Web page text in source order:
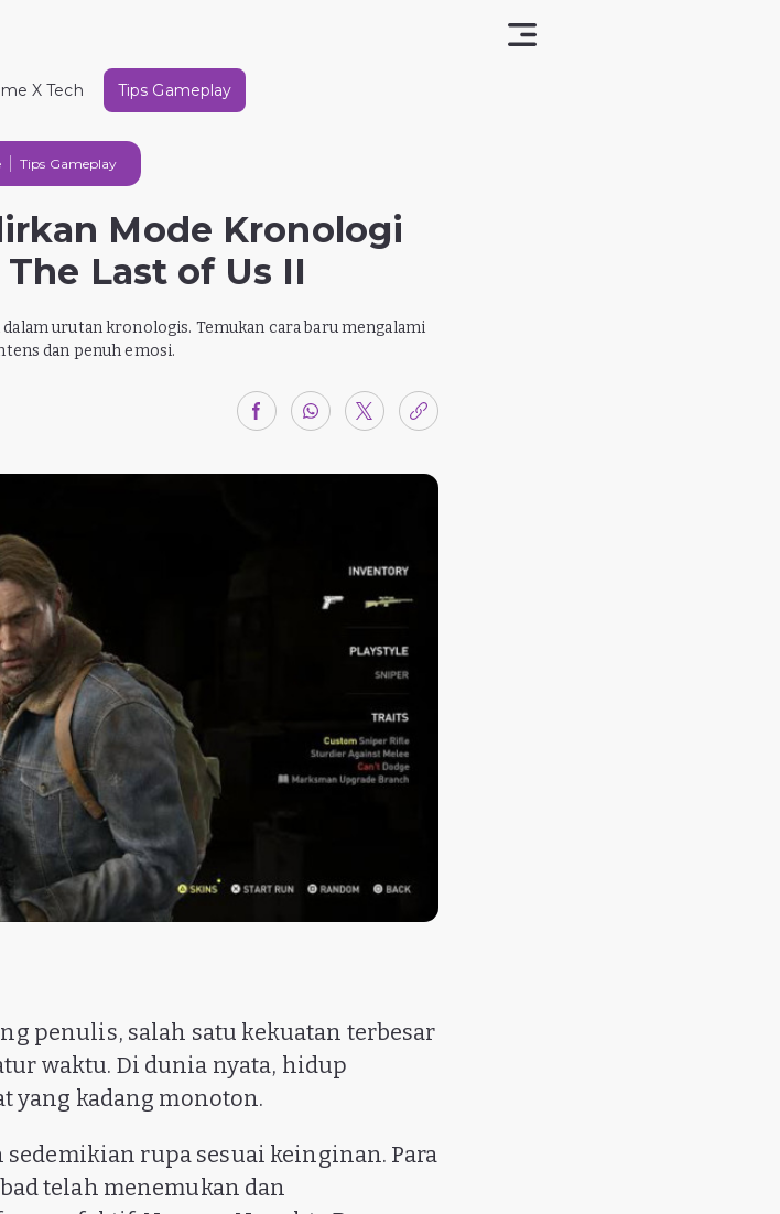
X Tech Tips Gameplay
Tips Gameplay
Mode Kronologi
Last of Us II
urutan kronologis. Temukan cara baru mengalami
dan penuh emosi.
penulis, salah satu kekuatan terbesar
waktu. Di dunia nyata, hidup
yang kadang monoton.
rupa sesuai keinginan. Para
telah menemukan dan